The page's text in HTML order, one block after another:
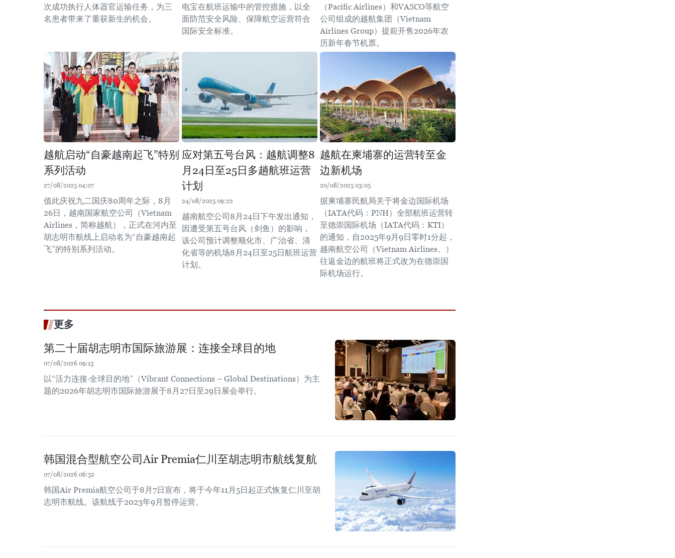
次成功执行人体器官运输任务，为三
名患者带来了重获新生的机会。
电宝在航班运输中的管控措施，以全
面防范安全风险、保障航空运营符合
国际安全标准。
（Pacific Airlines）和VASCO等航空
公司组成的越航集团（Vietnam
Airlines Group）提前开售2026年农
历新年春节机票。
越航启动“自豪越南起飞”特别
系列活动
27/08/2025 04:07
值此庆祝九二国庆80周年之际，8月
26日，越南国家航空公司（Vietnam
Airlines，简称越航），正式在河内至
胡志明市航线上启动名为“自豪越南起
飞”的特别系列活动。
应对第五号台风：越航调整8
月24日至25日多趟航班运营
计划
24/08/2025 09:22
越南航空公司8月24日下午发出通知，
因遭受第五号台风（剑鱼）的影响，
该公司预计调整顺化市、广治省、清
化省等的机场8月24日至25日航班运营
计划。
越航在柬埔寨的运营转至金
边新机场
20/08/2025 03:05
据柬埔寨民航局关于将金边国际机场
（IATA代码：PNH）全部航班运营转
至德崇国际机场（IATA代码：KTI）
的通知，自2025年9月9日零时1分起，
越南航空公司（Vietnam Airlines、）
往返金边的航班将正式改为在德崇国
际机场运行。
更多
第二十届胡志明市国际旅游展：连接全球目的地
07/08/2026 09:13
以“活力连接·全球目的地”（Vibrant Connections – Global Destinations）为主
题的2026年胡志明市国际旅游展于8月27日至29日展会举行。
韩国混合型航空公司Air Premia仁川至胡志明市航线复航
07/08/2026 06:52
韩国Air Premia航空公司于8月7日宣布，将于今年11月5日起正式恢复仁川至胡
志明市航线。该航线于2023年9月暂停运营。